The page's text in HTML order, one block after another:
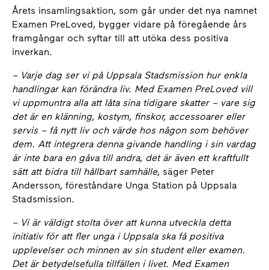
Årets insamlingsaktion, som går under det nya namnet
Examen PreLoved, bygger vidare på föregående års
framgångar och syftar till att utöka dess positiva
inverkan.
– Varje dag ser vi på Uppsala Stadsmission hur enkla
handlingar kan förändra liv. Med Examen PreLoved vill
vi uppmuntra alla att låta sina tidigare skatter – vare sig
det är en klänning, kostym, finskor, accessoarer eller
servis – få nytt liv och värde hos någon som behöver
dem. Att integrera denna givande handling i sin vardag
är inte bara en gåva till andra, det är även ett kraftfullt
sätt att bidra till hållbart samhälle, säger Peter
Andersson, föreståndare Unga Station på Uppsala
Stadsmission.
– Vi är väldigt stolta över att kunna utveckla detta
initiativ för att fler unga i Uppsala ska få positiva
upplevelser och minnen av sin student eller examen.
Det är betydelsefulla tillfällen i livet. Med Examen